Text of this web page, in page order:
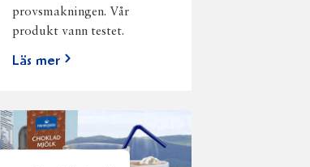
provsmakningen. Vår
produkt vann testet.
Läs mer